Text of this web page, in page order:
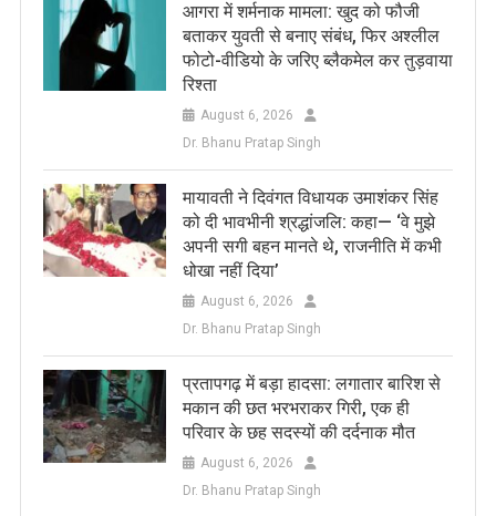
आगरा में शर्मनाक मामला: खुद को फौजी
बताकर युवती से बनाए संबंध, फिर अश्लील
फोटो-वीडियो के जरिए ब्लैकमेल कर तुड़वाया
रिश्ता
August 6, 2026
Dr. Bhanu Pratap Singh
मायावती ने दिवंगत विधायक उमाशंकर सिंह
को दी भावभीनी श्रद्धांजलि: कहा— ‘वे मुझे
अपनी सगी बहन मानते थे, राजनीति में कभी
धोखा नहीं दिया’
August 6, 2026
Dr. Bhanu Pratap Singh
प्रतापगढ़ में बड़ा हादसा: लगातार बारिश से
मकान की छत भरभराकर गिरी, एक ही
परिवार के छह सदस्यों की दर्दनाक मौत
August 6, 2026
Dr. Bhanu Pratap Singh